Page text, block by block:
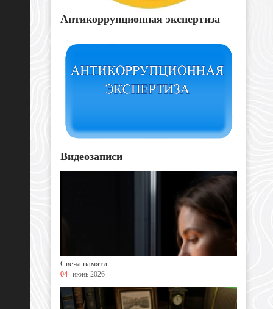
Антикоррупционная экспертиза
Видеозаписи
Свеча памяти
04 июнь 2026